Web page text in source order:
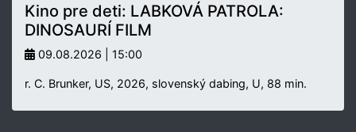
Kino pre deti: LABKOVÁ PATROLA:
DINOSAURÍ FILM
09.08.2026 | 15:00
r. C. Brunker, US, 2026, slovenský dabing, U, 88 min.